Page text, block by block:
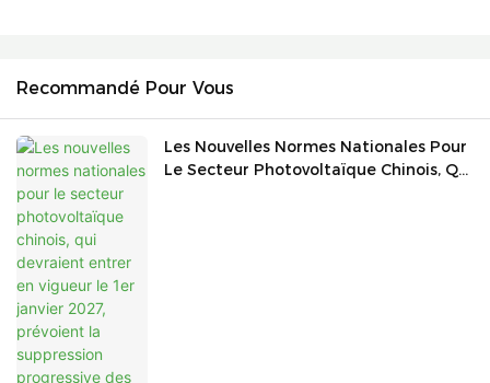
Recommandé Pour Vous
Les Nouvelles Normes Nationales Pour
Le Secteur Photovoltaïque Chinois, Qui